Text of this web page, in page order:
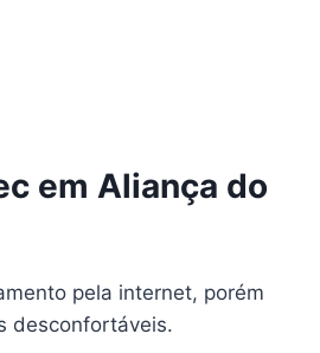
em Aliança do
pela internet, porém
desconfortáveis.